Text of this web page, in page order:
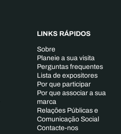
LINKS RÁPIDOS
Sobre
Planeie a sua visita
Perguntas frequentes
Lista de expositores
Por que participar
Por que associar a sua
marca
Relações Públicas e
Comunicação Social
Contacte-nos